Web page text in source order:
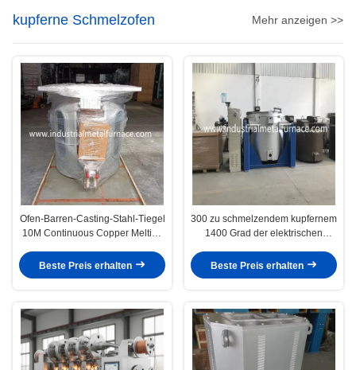
kupferne Schmelzofen Mehr anzeigen >>
Ofen-Barren-Casting-Stahl-Tiegel
10M Continuous Copper Melting
Beste Preis erhalten
300 zu schmelzendem kupfernem
1400 Grad der elektrischen
Schmelzofen-1000kgs
Beste Preis erhalten